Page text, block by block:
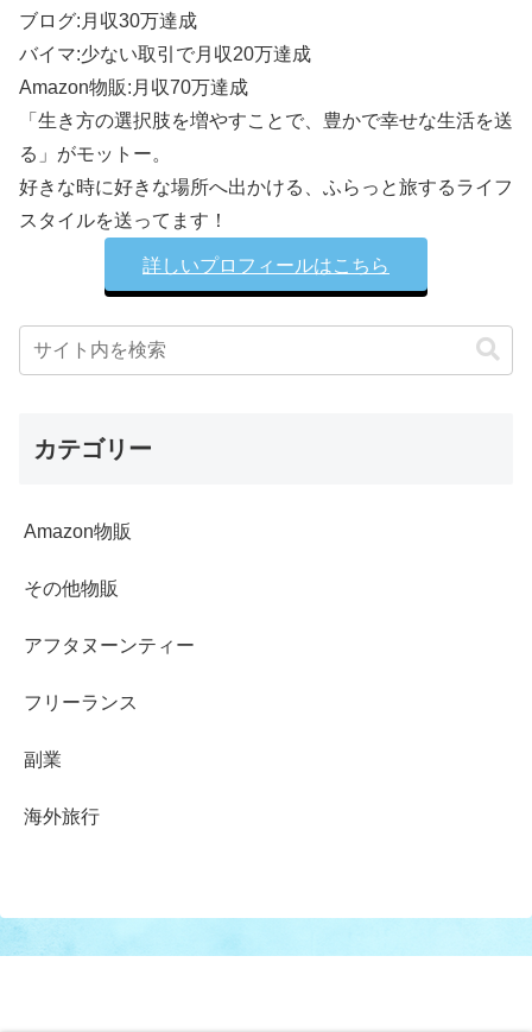
ブログ:月収30万達成
バイマ:少ない取引で月収20万達成
Amazon物販:月収70万達成
「生き方の選択肢を増やすことで、豊かで幸せな生活を送
る」がモットー。
好きな時に好きな場所へ出かける、ふらっと旅するライフ
スタイルを送ってます！
詳しいプロフィールはこちら
カテゴリー
Amazon物販
その他物販
アフタヌーンティー
フリーランス
副業
海外旅行